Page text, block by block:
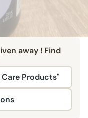
away ! Find
Care Products"